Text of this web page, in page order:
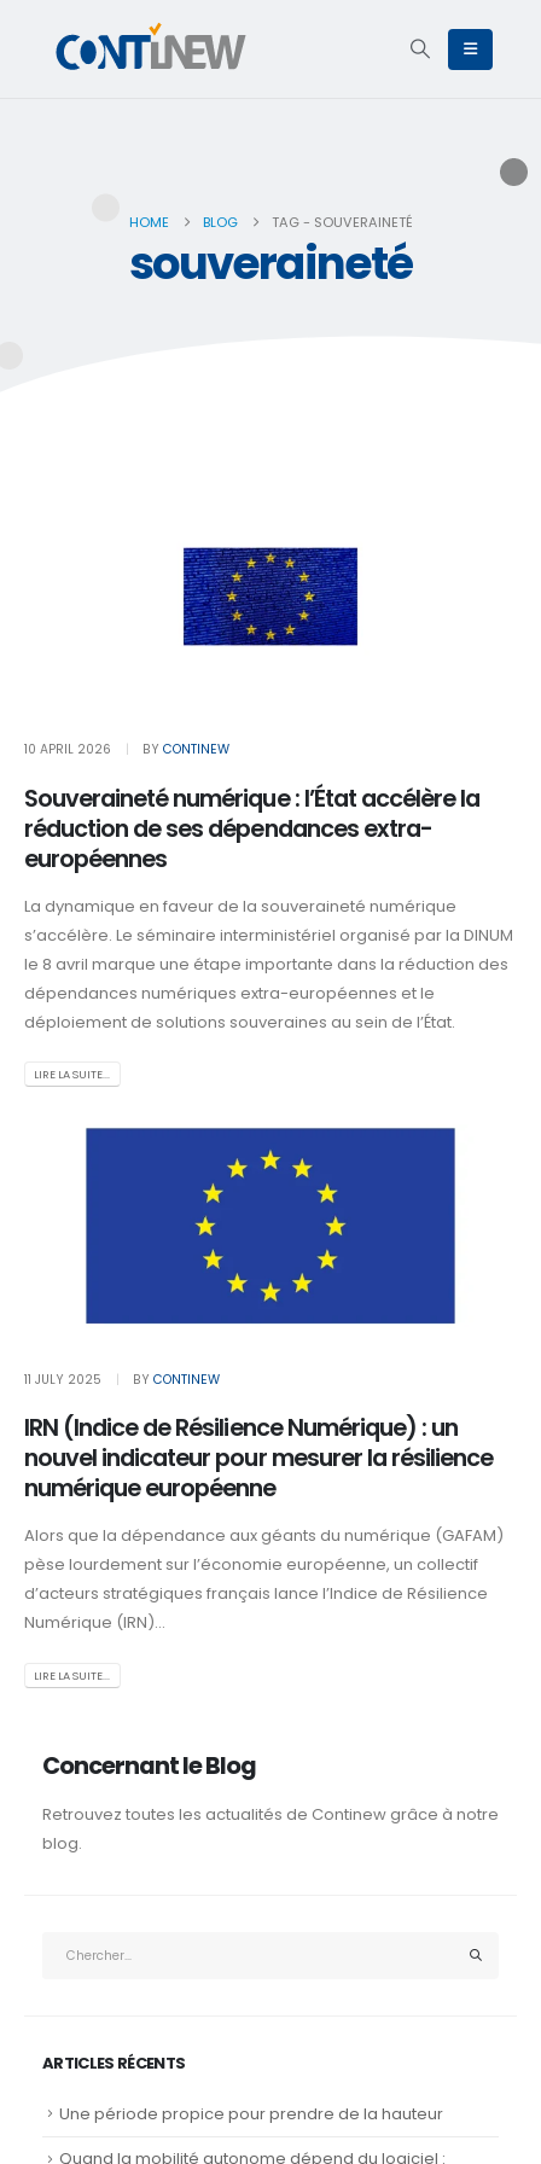
HOME BLOG TAG - SOUVERAINETÉ
souveraineté
10 APRIL 2026 BY CONTINEW
Souveraineté numérique : l’État accélère la
réduction de ses dépendances extra-
européennes
La dynamique en faveur de la souveraineté numérique
s’accélère. Le séminaire interministériel organisé par la DINUM
le 8 avril marque une étape importante dans la réduction des
dépendances numériques extra-européennes et le
déploiement de solutions souveraines au sein de l’État.
LIRE LA SUITE...
11 JULY 2025 BY CONTINEW
IRN (Indice de Résilience Numérique) : un
nouvel indicateur pour mesurer la résilience
numérique européenne
Alors que la dépendance aux géants du numérique (GAFAM)
pèse lourdement sur l’économie européenne, un collectif
d’acteurs stratégiques français lance l’Indice de Résilience
Numérique (IRN)...
LIRE LA SUITE...
Concernant le Blog
Retrouvez toutes les actualités de Continew grâce à notre
blog.
ARTICLES RÉCENTS
Une période propice pour prendre de la hauteur
Quand la mobilité autonome dépend du logiciel :